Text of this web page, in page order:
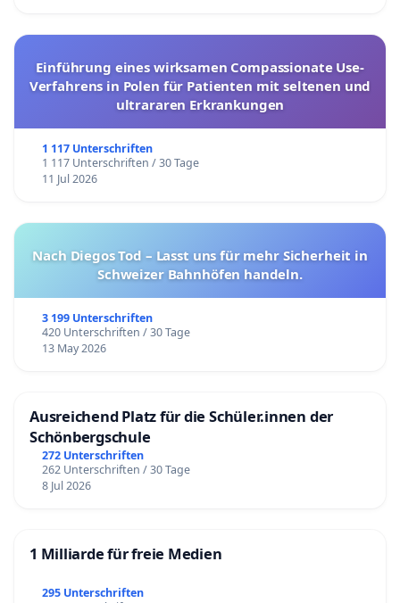
Einführung eines wirksamen Compassionate Use-
Verfahrens in Polen für Patienten mit seltenen und
ultrararen Erkrankungen
1 117 Unterschriften
1 117 Unterschriften / 30 Tage
11 Jul 2026
Nach Diegos Tod – Lasst uns für mehr Sicherheit in
Schweizer Bahnhöfen handeln.
3 199 Unterschriften
420 Unterschriften / 30 Tage
13 May 2026
Ausreichend Platz für die Schüler.innen der
Schönbergschule
272 Unterschriften
262 Unterschriften / 30 Tage
8 Jul 2026
1 Milliarde für freie Medien
295 Unterschriften